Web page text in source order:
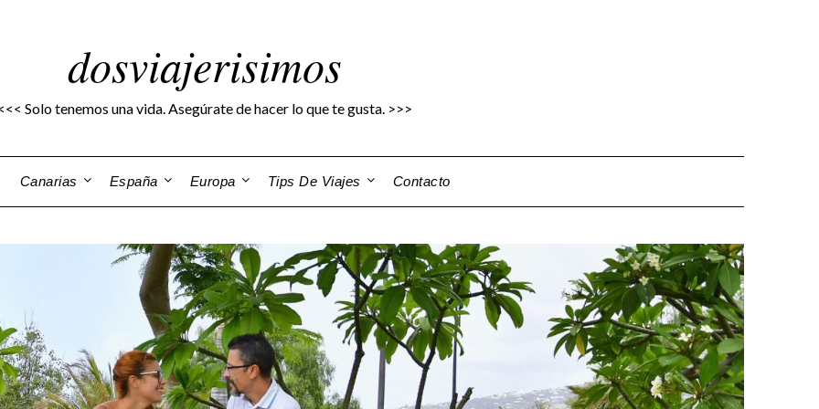
dosviajerisimos
Solo tenemos una vida. Asegúrate de hacer lo que te gusta. >>>
Canarias España Europa Tips De Viajes Contacto